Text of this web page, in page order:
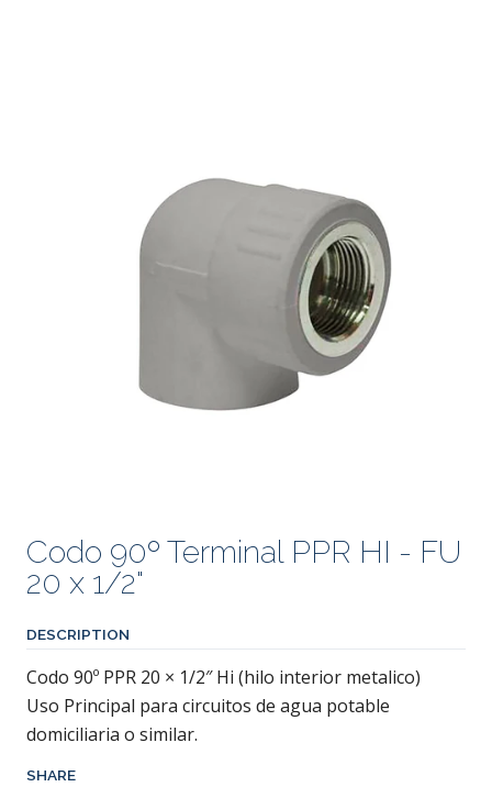
Codo 90º Terminal PPR HI - FU
20 x 1/2"
DESCRIPTION
Codo 90º PPR 20 × 1/2″ Hi (hilo interior metalico)
Uso Principal para circuitos de agua potable
domiciliaria o similar.
SHARE